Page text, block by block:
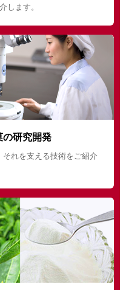
します。
の研究開発
れを支える技術をご紹介